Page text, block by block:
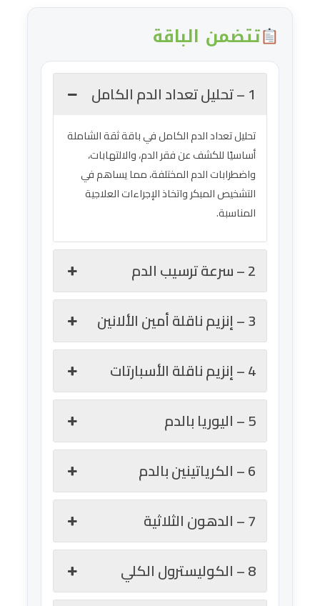
تتضمن الباقة
1 – تحليل تعداد الدم الكامل
تحليل تعداد الدم الكامل في باقة ثقة الشاملة
أساسيًا للكشف عن فقر الدم، والالتهابات،
واضطرابات الدم المختلفة، مما يساهم في
التشخيص المبكر واتخاذ الإجراءات العلاجية
المناسبة.
2 – سرعة ترسيب الدم
3 – إنزيم ناقلة أمين الألانين
4 – إنزيم ناقلة الأسبارتات
5 – اليوريا بالدم
6 – الكرياتينين بالدم
7 – الدهون الثلاثية
8 – الكوليسترول الكلي